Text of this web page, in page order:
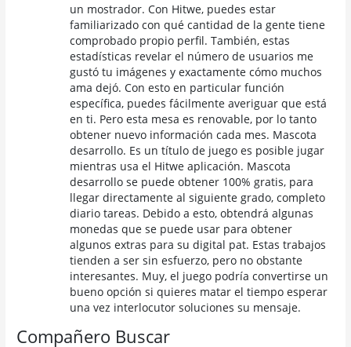
un mostrador. Con Hitwe, puedes estar
familiarizado con qué cantidad de la gente tiene
comprobado propio perfil. También, estas
estadísticas revelar el número de usuarios me
gustó tu imágenes y exactamente cómo muchos
ama dejó. Con esto en particular función
específica, puedes fácilmente averiguar que está
en ti. Pero esta mesa es renovable, por lo tanto
obtener nuevo información cada mes. Mascota
desarrollo. Es un título de juego es posible jugar
mientras usa el Hitwe aplicación. Mascota
desarrollo se puede obtener 100% gratis, para
llegar directamente al siguiente grado, completo
diario tareas. Debido a esto, obtendrá algunas
monedas que se puede usar para obtener
algunos extras para su digital pat. Estas trabajos
tienden a ser sin esfuerzo, pero no obstante
interesantes. Muy, el juego podría convertirse un
bueno opción si quieres matar el tiempo esperar
una vez interlocutor soluciones su mensaje.
Compañero Buscar